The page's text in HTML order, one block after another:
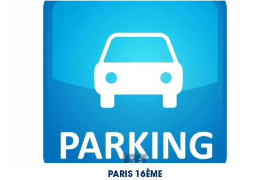
PARIS 16ÈME